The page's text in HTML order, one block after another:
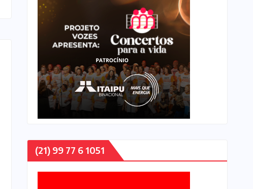
(21) 99 77 6 1051